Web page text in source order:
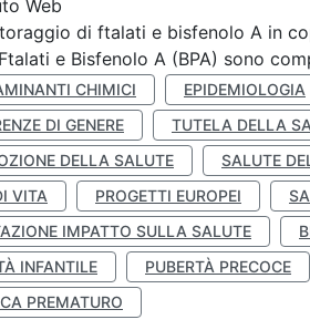
Web
di ftalati e bisfenolo A in
e Bisfenolo A (BPA) sono
CHIMICI EPIDEMIOLOGIA
DI GENERE
TUTELA DELLA
DELLA SALUTE
SALUTE
VITA
PROGETTI EUROPEI
IMPATTO SULLA SALUTE
INFANTILE
PUBERTÀ PRECOCE
PREMATURO